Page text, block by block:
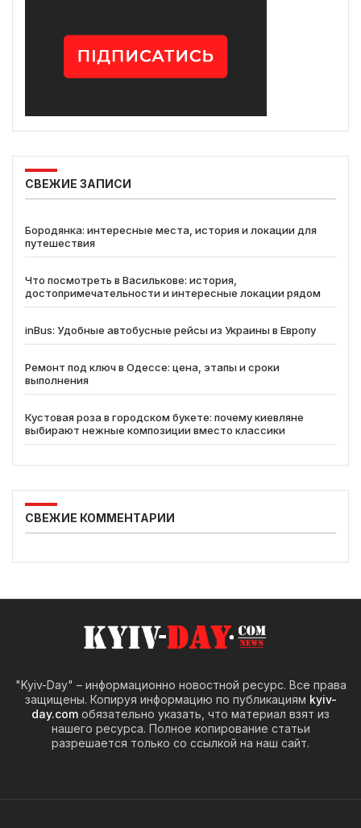
СВЕЖИЕ ЗАПИСИ
Бородянка: интересные места, история и локации для
путешествия
Что посмотреть в Василькове: история,
достопримечательности и интересные локации рядом
inBus: Удобные автобусные рейсы из Украины в Европу
Ремонт под ключ в Одессе: цена, этапы и сроки
выполнения
Кустовая роза в городском букете: почему киевляне
выбирают нежные композиции вместо классики
СВЕЖИЕ КОММЕНТАРИИ
"Kyiv-Day" – информационно новостной ресурс. Все права
защищены. Копируя информацию по публикациям kyiv-
day.com обязательно указать, что материал взят из
нашего ресурса. Полное копирование статьи
разрешается только со ссылкой на наш сайт.